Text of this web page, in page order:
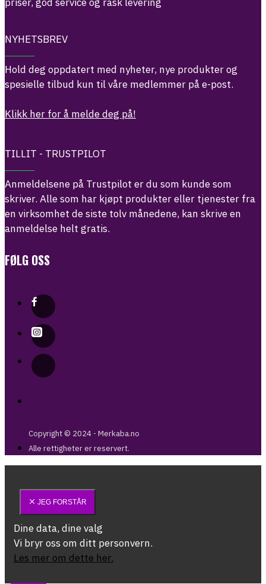
NYHETSBREV
Hold deg oppdatert med nyheter, nye produkter og
spesielle tilbud kun til våre medlemmer på e-post.
Klikk her for å melde deg på!
TILLIT - TRUSTPILOT
Anmeldelsene på Trustpilot er du som kunde som
skriver. Alle som har kjøpt produkter eller tjenester fra
en virksomhet de siste tolv månedene, kan skrive en
anmeldelse helt gratis.
FØLG OSS
Copyright © 2024 - Merkaba.no
Alle rettigheter er reservert.
JEG FORSTÅR
Dine data, dine valg
Vi bryr oss om ditt personvern.
Les mer om dette her.